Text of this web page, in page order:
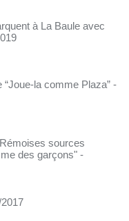
à La Baule avec
“Joue-la comme Plaza” -
sources
des garçons" -